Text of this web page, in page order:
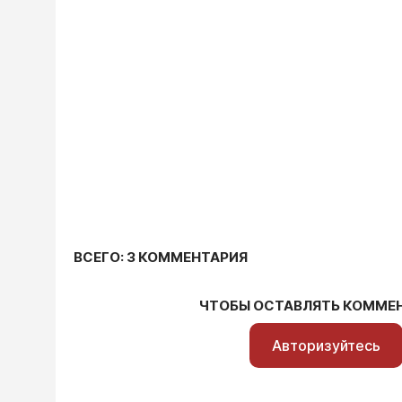
ВСЕГО: 3 КОММЕНТАРИЯ
ЧТОБЫ ОСТАВЛЯТЬ
Авторизуйтесь